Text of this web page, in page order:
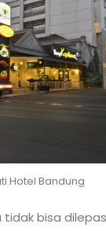
Hotel Bandung
bisa